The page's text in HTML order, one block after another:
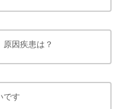
原因疾患は？
です